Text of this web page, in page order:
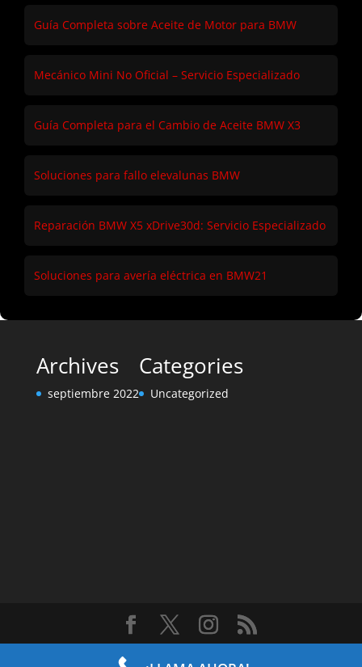
Guía Completa sobre Aceite de Motor para BMW
Mecánico Mini No Oficial – Servicio Especializado
Guía Completa para el Cambio de Aceite BMW X3
Soluciones para fallo elevalunas BMW
Reparación BMW X5 xDrive30d: Servicio Especializado
Soluciones para avería eléctrica en BMW21
Archives
septiembre 2022
Categories
Uncategorized